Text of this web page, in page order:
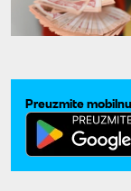
Preuzmite